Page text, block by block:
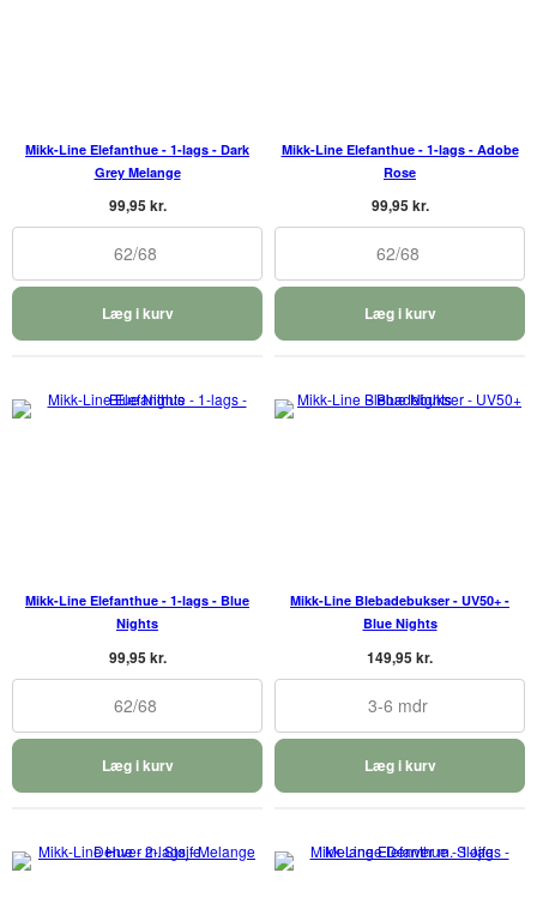
Mikk-Line Elefanthue - 1-lags - Dark
Grey Melange
99,95 kr.
62/68
Læg i kurv
Mikk-Line Elefanthue - 1-lags - Adobe
Rose
99,95 kr.
62/68
Læg i kurv
Mikk-Line Elefanthue - 1-lags - Blue
Nights
99,95 kr.
62/68
Læg i kurv
Mikk-Line Blebadebukser - UV50+ -
Blue Nights
149,95 kr.
3-6 mdr
Læg i kurv